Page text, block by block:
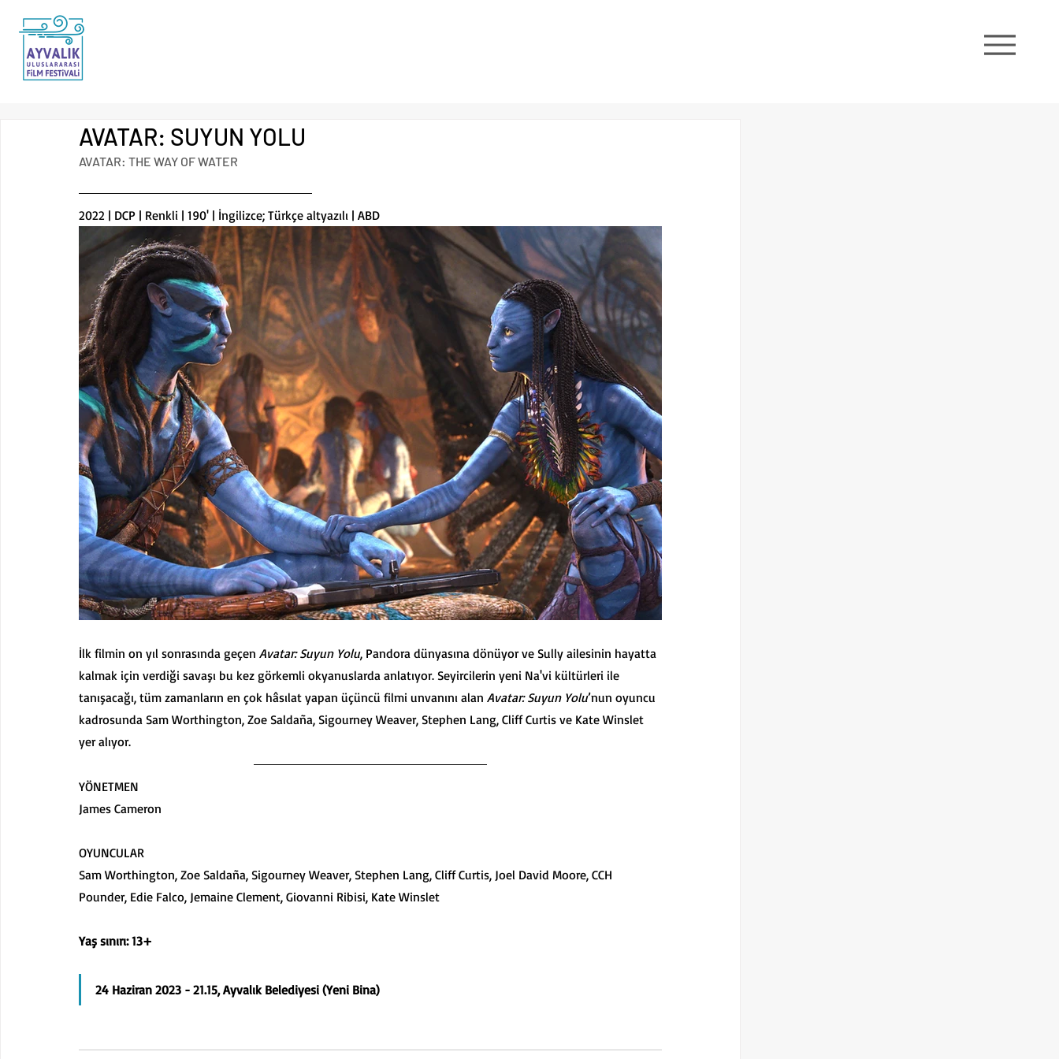
AVATAR: SUYUN YOLU
AVATAR: THE WAY OF WATER
2022 | DCP | Renkli | 190' | İngilizce; Türkçe altyazılı | ABD
İlk filmin on yıl sonrasında geçen Avatar: Suyun Yolu, Pandora dünyasına dönüyor ve Sully ailesinin hayatta
kalmak için verdiği savaşı bu kez görkemli okyanuslarda anlatıyor. Seyircilerin yeni Na'vi kültürleri ile
tanışacağı, tüm zamanların en çok hâsılat yapan üçüncü filmi unvanını alan Avatar: Suyun Yolu’nun oyuncu
kadrosunda Sam Worthington, Zoe Saldaña, Sigourney Weaver, Stephen Lang, Cliff Curtis ve Kate Winslet
yer alıyor.
YÖNETMEN
James Cameron
OYUNCULAR
Sam Worthington, Zoe Saldaña, Sigourney Weaver, Stephen Lang, Cliff Curtis, Joel David Moore, CCH
Pounder, Edie Falco, Jemaine Clement, Giovanni Ribisi, Kate Winslet
Yaş sınırı: 13+
24 Haziran 2023 - 21.15, Ayvalık Belediyesi (Yeni Bina)